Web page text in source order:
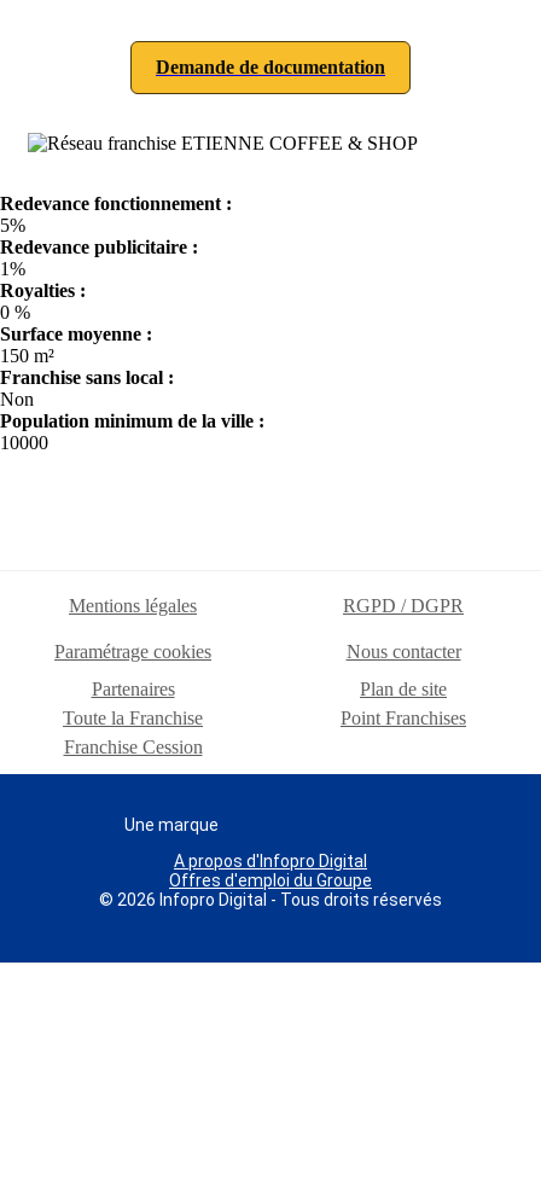
Demande de documentation
Redevance fonctionnement :
5%
Redevance publicitaire :
1%
Royalties :
0 %
Surface moyenne :
150 m²
Franchise sans local :
Non
Population minimum de la ville :
10000
Mentions légales RGPD / DGPR
Paramétrage cookies
Nous contacter
Partenaires
Plan de site
Toute la Franchise
Point Franchises
Franchise Cession
Une marque
A propos d'Infopro Digital
Offres d'emploi du Groupe
© 2026 Infopro Digital - Tous droits réservés